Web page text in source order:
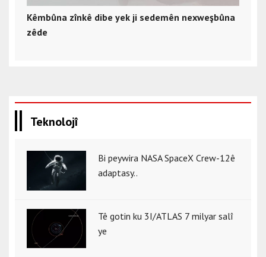
Kêmbûna zînkê dibe yek ji sedemên nexweşbûna
zêde
Teknolojî
Bi peywira NASA SpaceX Crew-12ê
adaptasy..
Tê gotin ku 3I/ATLAS 7 milyar salî
ye